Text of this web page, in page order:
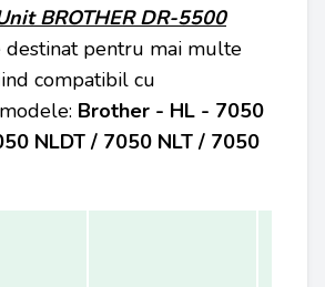
BROTHER DR-5500
pentru mai multe
compatibil cu
Brother - HL - 7050
NLDT / 7050 NLT / 7050